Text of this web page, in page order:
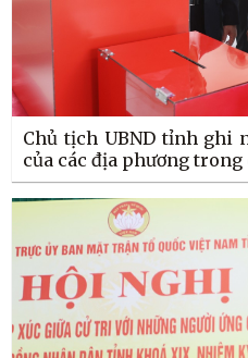
Chủ tịch UBND tỉnh ghi
của các địa phương trong